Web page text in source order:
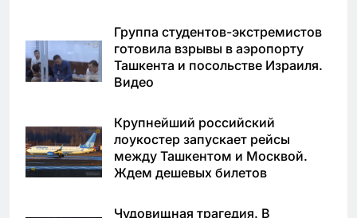
Группа студентов-экстремистов
готовила взрывы в аэропорту
Ташкента и посольстве Израиля.
Видео
Крупнейший российский
лоукостер запускает рейсы
между Ташкентом и Москвой.
Ждем дешевых билетов
Чудовищная трагедия. В